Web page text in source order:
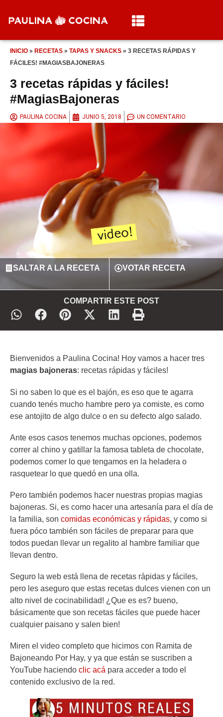
INICIO » RECETAS » TAPAS Y SNACKS » 3 RECETAS RÁPIDAS Y
FÁCILES! #MAGIASBAJONERAS
3 recetas rápidas y fáciles!
#MagiasBajoneras
PAULINA COCINA JUNIO 5, 2018 UN COMENTARIO
SALTAR A LA RECETA VOTAR RECETA
COMPARTIR ESTE POST
Bienvenidos a Paulina Cocina! Hoy vamos a hacer tres
magias bajoneras: recetas rápidas y fáciles!
Si no saben lo que es el bajón, es eso que te agarra
cuando tenés mucho hambre pero ya comiste, es como
ese antojito de algo dulce o en su defecto algo salado.
Ante esos casos tenemos muchas opciones, podemos
correr al chino y gatillar la famosa tableta de chocolate,
podemos comer lo que tengamos en la heladera o
rasquetear lo que quedó en una olla.
Pero también podemos hacer nuestras propias magias
bajoneras. Si, es como hacer una artesanía para el día de
la familia, son comidas económicas y rápidas, y como si
fuera póco también son fáciles de preparar para que
todos puedan llevar un regalito al hambre familiar que
llevan dentro.
Seguro la web está llena de recetas rápidas y fáciles,
pero les aseguro que estas recetas dulces vienen con un
alto nivel de cocinabilidad! ¿Que es es? bueno,
básicamente que son recetas fáciles que puede hacer
cualquier paisano y salen bien!
Miren el video completo que hicimos con Ramita de
Bajoneando Por Hay, y ya que están se suscriben a
YouTube haciendo clic acá para acceder a todo el
contenido exclusivo de la red.